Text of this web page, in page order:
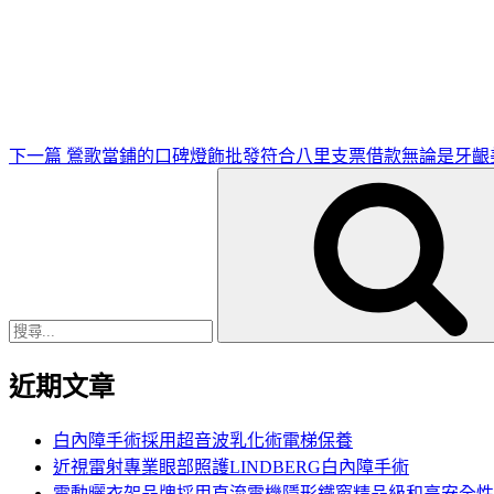
下一篇 鶯歌當鋪的口碑燈飾批發符合八里支票借款無論是牙齦
近期文章
白內障手術採用超音波乳化術電梯保養
近視雷射專業眼部照護LINDBERG白內障手術